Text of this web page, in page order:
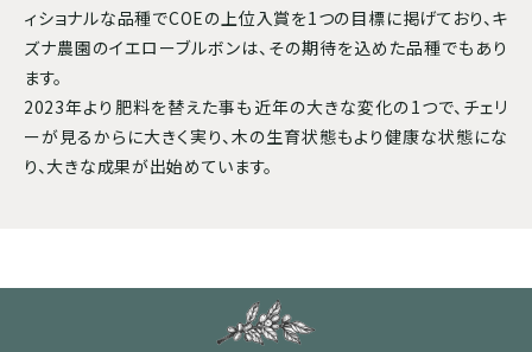
ィショナルな品種でCOEの上位入賞を1つの目標に掲げており、キ
ズナ農園のイエローブルボンは、その期待を込めた品種でもあり
ます。
2023年より肥料を替えた事も近年の大きな変化の1つで、チェリ
ーが見るからに大きく実り、木の生育状態もより健康な状態にな
り、大きな成果が出始めています。